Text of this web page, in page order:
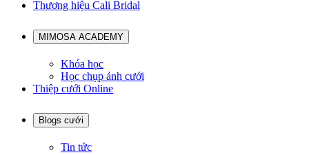
Thương hiệu Cali Bridal
MIMOSA ACADEMY
Khóa học
Học chụp ảnh cưới
Thiệp cưới Online
Blogs cưới
Tin tức